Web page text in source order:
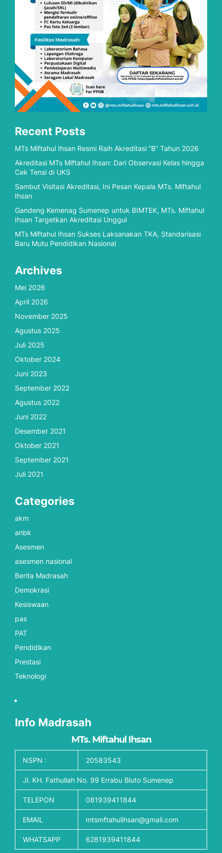
Recent Posts
MTs Miftahul Ihsan Resmi Raih Akreditasi “B” Tahun 2026
Akreditasi MTs Miftahul Ihsan: Dari Observasi Kelas hingga
Cek Tensi di UKS
Sambut Visitasi Akreditasi, Ini Pesan Kepala MTs. Miftahul
Ihsan
Gandeng Kemenag Sumenep untuk BIMTEK, MTs. Miftahul
Ihsan Targetkan Akreditasi Unggul
MTs Miftahul Ihsan Sukses Laksanakan TKA, Standarisasi
Baru Mutu Pendidikan Nasional
Archives
Mei 2026
April 2026
November 2025
Agustus 2025
Juli 2025
Oktober 2024
Juni 2023
September 2022
Agustus 2022
Juni 2022
Desember 2021
Oktober 2021
September 2021
Juli 2021
Categories
akm
anbk
Asesmen
asesmen nasional
Berita Madrasah
Demokrasi
Kesiswaan
pas
PAT
Pendidikan
Prestasi
Teknologi
Info Madrasah
MTs. Miftahul Ihsan
NSPN : 20583543
Jl. KH. Fathullah No. 99 Errabu Bluto Sumenep
TELEPON 081939411844
EMAIL mtsmftahulihsan@gmail.com
WHATSAPP 6281939411844